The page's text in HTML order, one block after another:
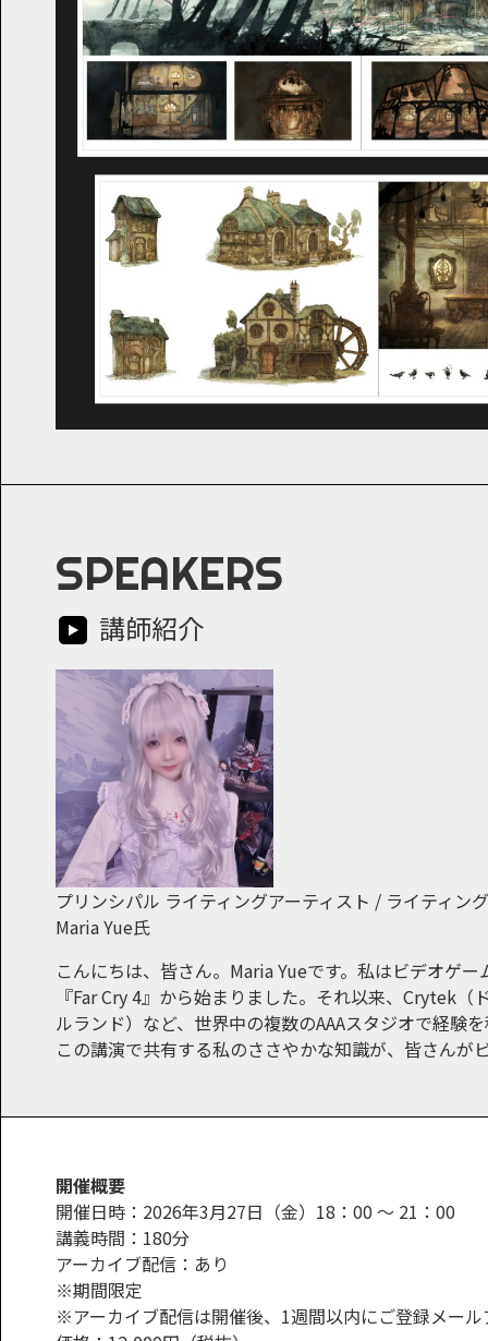
SPEAKERS
講師紹介
プリンシパル ライティングアーティスト / ライティ
Maria Yue氏
こんにちは、皆さん。Maria Yueです。私はビデオゲ
『Far Cry 4』から始まりました。それ以来、Crytek
ルランド）など、世界中の複数のAAAスタジオで経験
この講演で共有する私のささやかな知識が、皆さん
開催概要
開催日時：2026年3月27日（金）18：00 ～ 21：00
講義時間：180分
アーカイブ配信：あり
※期間限定
※アーカイブ配信は開催後、1週間以内にご登録メー